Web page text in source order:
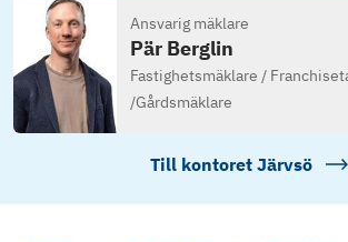
Ansvarig mäklare
Pär Berglin
Fastighetsmäklare /
/Gårdsmäklare
Till kontoret Järvsö